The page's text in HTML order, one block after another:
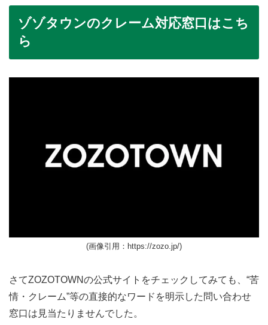
ゾゾタウンのクレーム対応窓口はこち
ら
(画像引用：https://zozo.jp/)
さてZOZOTOWNの公式サイトをチェックしてみても、“苦
情・クレーム”等の直接的なワードを明示した問い合わせ
窓口は見当たりませんでした。